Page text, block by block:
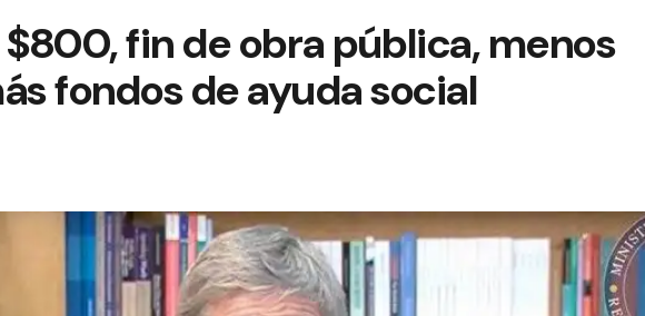
fin de obra pública, menos
fondos de ayuda social